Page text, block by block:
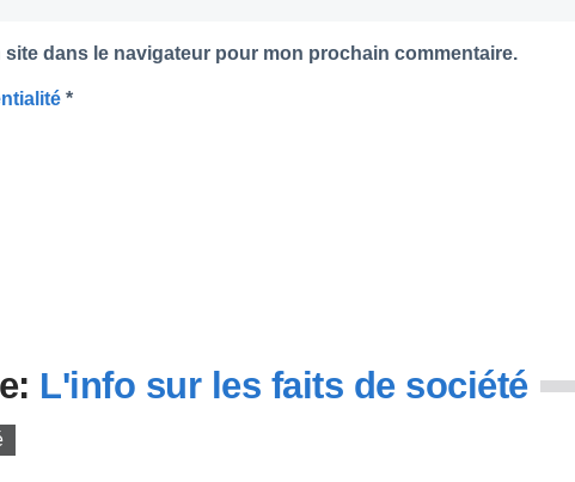
dans le navigateur pour mon prochain commentaire.
*
L'info sur les faits de société